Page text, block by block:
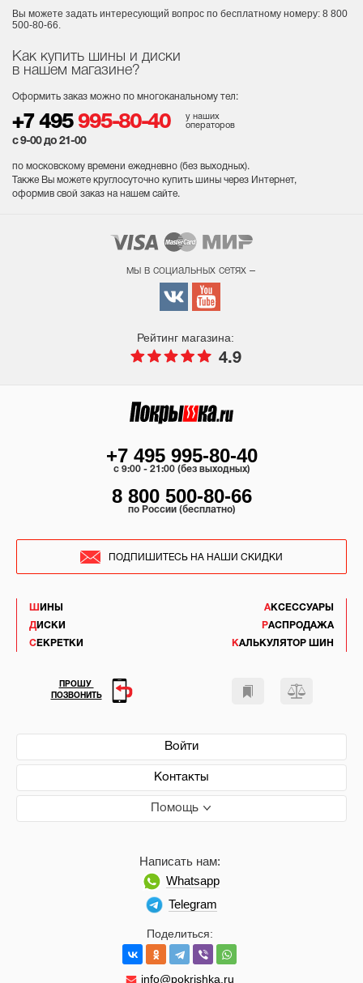
Как купить шины и диски
в нашем магазине?
Оформить заказ можно по многоканальному тел:
+7 495 995-80-40
у наших
операторов
с 9-00 до 21-00
по московскому времени ежедневно (без выходных).
Также Вы можете круглосуточно купить шины через Интернет,
оформив свой заказ на нашем сайте.
Вы можете задать интересующий вопрос по бесплатному номеру: 8 800
500-80-66.
мы в социальных сетях –
Рейтинг магазина:
4.9
ШИНЫ
ДИСКИ
СЕКРЕТКИ
АКСЕССУАРЫ
РАСПРОДАЖА
КАЛЬКУЛЯТОР ШИН
Войти
Контакты
Помощь
Поделиться:
info@pokrishka.ru
Написать нам:
Whatsapp
Telegram
+7 495 995-80-40
c 9:00 - 21:00 (без выходных)
8 800 500-80-66
по России (бесплатно)
ПОДПИШИТЕСЬ НА НАШИ СКИДКИ
ПРОШУ
ПОЗВОНИТЬ